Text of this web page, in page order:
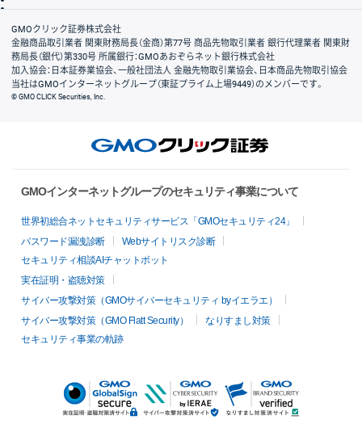
会社案内
GMOクリック証券株式会社
金融商品取引業者 関東財務局長（金商）第77号 商品先物取引業者 銀行代理業者 関東財
務局長（銀代）第330号 所属銀行：GMOあおぞらネット銀行株式会社
加入協会：日本証券業協会、一般社団法人 金融先物取引業協会、日本商品先物取引協会
当社はGMOインターネットグループ（東証プライム上場9449）のメンバーです。
© GMO CLICK Securities, Inc.
GMOインターネットグループのセキュリティ事業について
世界初総合ネットセキュリティサービス「GMOセキュリティ24」
パスワード漏洩診断
Webサイトリスク診断
セキュリティ相談AIチャットボット
実在証明・盗聴対策
サイバー攻撃対策（GMOサイバーセキュリティ byイエラエ）
サイバー攻撃対策（GMO Flatt Security）
なりすまし対策
セキュリティ事業の軌跡